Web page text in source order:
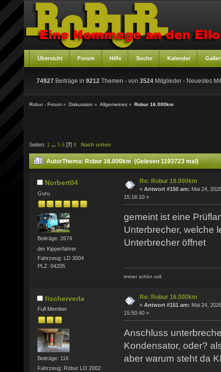
Übersicht Forum Hilfe Suche Kalender
74927 Beiträge in 9212 Themen - von 3524 Mitglieder - Neuestes
Robur - Forum » Diskussion » Allgemeines » Robur 16.000km
Seiten: 1 ... 5 6 [7] 8 Nach unten
AutorThema: Robur 16.000km (Gelesen 1193723 mal)
Norbert04
Guru
Beiträge: 2674
der Kipperfahrer
Fahrzeug: LD 3004
PLZ: 04205
Re: Robur 16.000km
« Antwort #150 am: Mai 24,
15:16:10 »
gemeint ist eine
Unterbrecher, welche
Unterbrecher öffnet
immer schön voll
fischerverla
Full Member
Beiträge: 116
Fahrzeug: Robur LO 2002
Re: Robur 16.000km
« Antwort #151 am: Mai 24,
15:50:40 »
Anschluss
Kondensator, oder?
aber warum steht da